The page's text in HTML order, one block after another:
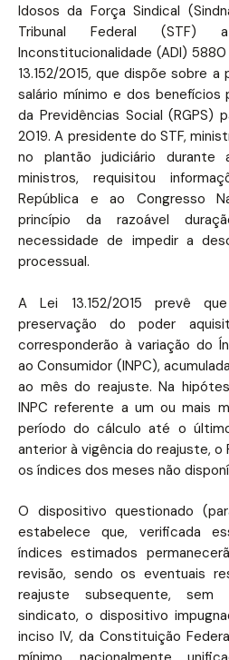
Idosos da Força Sindical
Tribunal Federal
Inconstitucionalidade (ADI)
13.152/2015, que dispõe sobre
salário mínimo e dos benefícios
da Previdências Social (RGPS)
2019. A presidente do STF,
no plantão judiciário durante
ministros, requisitou
República e ao Congresso
princípio da razoável
necessidade de impedir a
processual.
A Lei 13.152/2015 prevê
preservação do poder
corresponderão à variação do
ao Consumidor (INPC),
ao mês do reajuste. Na
INPC referente a um ou mais
período do cálculo até o
anterior à vigência do reajuste,
os índices dos meses não
O dispositivo questionado
estabelece que, verificada
índices estimados
revisão, sendo os eventuais
reajuste subsequente, sem
sindicato, o dispositivo
inciso IV, da Constituição